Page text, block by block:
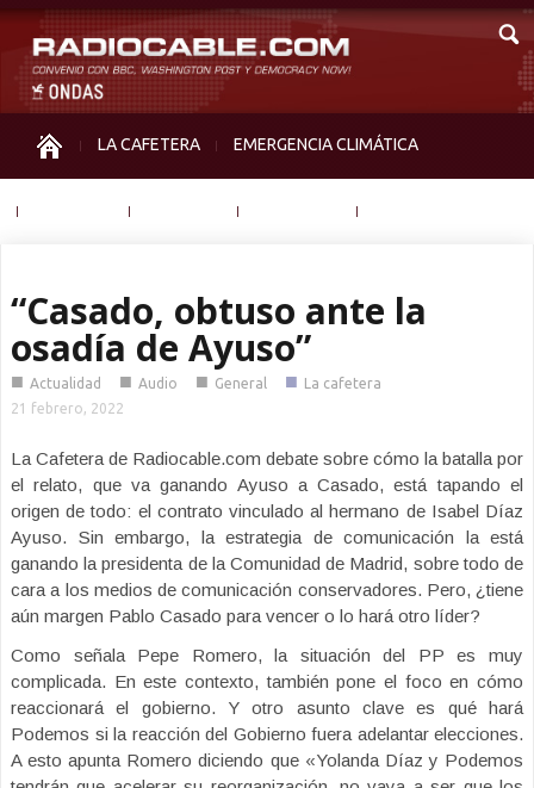
LA CAFETERA EMERGENCIA CLIMÁTICA
“Casado, obtuso ante la
osadía de Ayuso”
■ Actualidad ■ Audio ■ General ■ La cafetera
21 febrero, 2022
La Cafetera de Radiocable.com debate sobre cómo la batalla por
el relato, que va ganando Ayuso a Casado, está tapando el
origen de todo: el contrato vinculado al hermano de Isabel Díaz
Ayuso. Sin embargo, la estrategia de comunicación la está
ganando la presidenta de la Comunidad de Madrid, sobre todo de
cara a los medios de comunicación conservadores. Pero, ¿tiene
aún margen Pablo Casado para vencer o lo hará otro líder?
Como señala Pepe Romero, la situación del PP es muy
complicada. En este contexto, también pone el foco en cómo
reaccionará el gobierno. Y otro asunto clave es qué hará
Podemos si la reacción del Gobierno fuera adelantar elecciones.
A esto apunta Romero diciendo que «Yolanda Díaz y Podemos